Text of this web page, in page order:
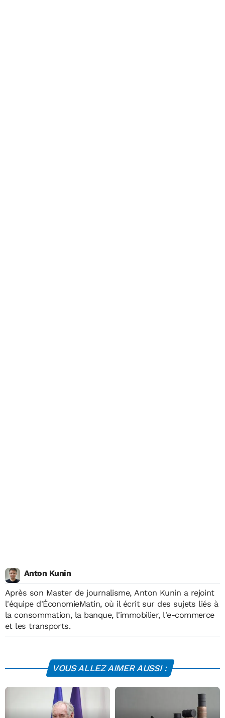
Anton Kunin
Après son Master de journalisme,Anton Kunin a rejoint
l'équipe d'ÉconomieMatin, où il écrit sur des sujets liés à
la consommation, la banque, l'immobilier, l'e-commerce
et les transports.
VOUS ALLEZ AIMER AUSSI :